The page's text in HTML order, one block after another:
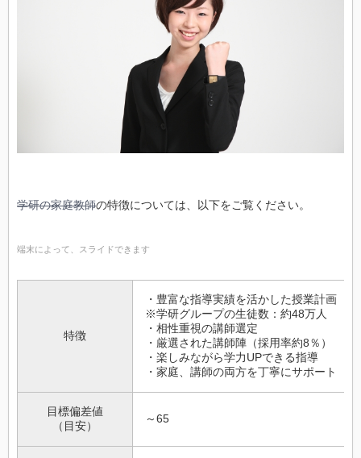
学研の家庭教師の特徴については、以下をご覧ください。
端末によって、スライドできます
特徴
・豊富な指導実績を活かした授業計画
※学研グループの生徒数：約48万人
・相性重視の講師選定
・厳選された講師陣（採用率約8％）
・楽しみながら学力UPできる指導
・家庭、講師の両方を丁寧にサポート
目標偏差値
（目安）
～65